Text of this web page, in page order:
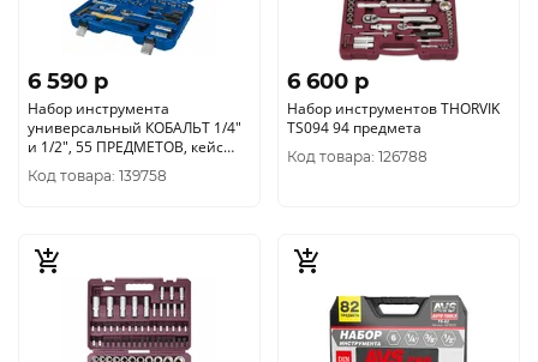
6 590 p
Набор инструмента
универсальный КОБАЛЬТ 1/4"
и 1/2", 55 ПРЕДМЕТОВ, кейс
(919-616)
Код товара: 139758
6 600 p
Набор инструментов THORVIK
TS094 94 предмета
Код товара: 126788